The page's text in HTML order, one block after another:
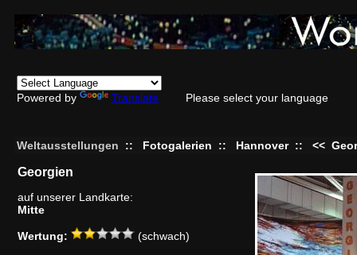
Powered by Translate Please select your language
Weltausstellungen :: Fotogalerien :: Hannover :: <<
Georgien
auf unserer Landkarte:
Mitte
Wertung: (schwach)